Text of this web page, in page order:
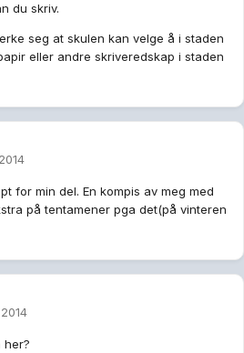
du skriv.
seg at skulen kan velge å i staden
eller andre skriveredskap i staden
for min del. En kompis av meg med
på tentamener pga det(på vinteren
her?